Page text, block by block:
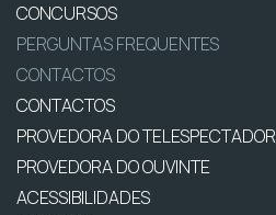
CONCURSOS
PERGUNTAS FREQUENTES
CONTACTOS
CONTACTOS
PROVEDORA DO TELESPECTADOR
PROVEDORA DO OUVINTE
ACESSIBILIDADES